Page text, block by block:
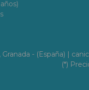
Granada - (España) |
(*)